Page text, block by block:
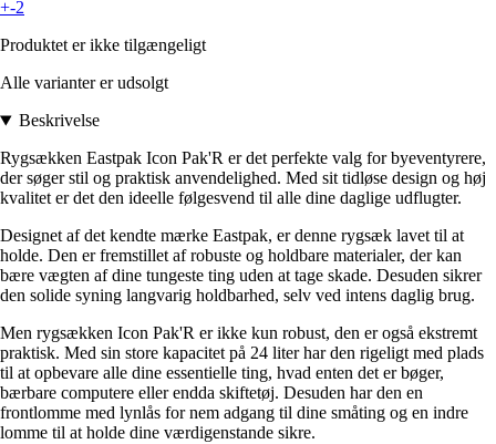
+-2
Produktet er ikke tilgængeligt
Alle varianter er udsolgt
Beskrivelse
Rygsækken Eastpak Icon Pak'R er det perfekte valg for byeventyrere,
der søger stil og praktisk anvendelighed. Med sit tidløse design og høj
kvalitet er det den ideelle følgesvend til alle dine daglige udflugter.
Designet af det kendte mærke Eastpak, er denne rygsæk lavet til at
holde. Den er fremstillet af robuste og holdbare materialer, der kan
bære vægten af dine tungeste ting uden at tage skade. Desuden sikrer
den solide syning langvarig holdbarhed, selv ved intens daglig brug.
Men rygsækken Icon Pak'R er ikke kun robust, den er også ekstremt
praktisk. Med sin store kapacitet på 24 liter har den rigeligt med plads
til at opbevare alle dine essentielle ting, hvad enten det er bøger,
bærbare computere eller endda skiftetøj. Desuden har den en
frontlomme med lynlås for nem adgang til dine småting og en indre
lomme til at holde dine værdigenstande sikre.